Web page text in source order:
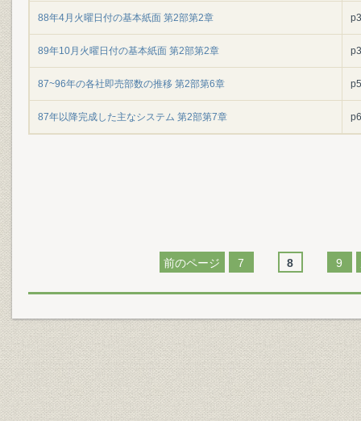
88年4月火曜日付の基本紙面 第2部第2章
89年10月火曜日付の基本紙面 第2部第2章
87~96年の各社即売部数の推移 第2部第6章
87年以降完成した主なシステム 第2部第7章
前のページ 7 8 9